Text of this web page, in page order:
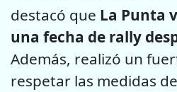
destacó que La Punta
una fecha de rally
Además, realizó un
respetar las medidas